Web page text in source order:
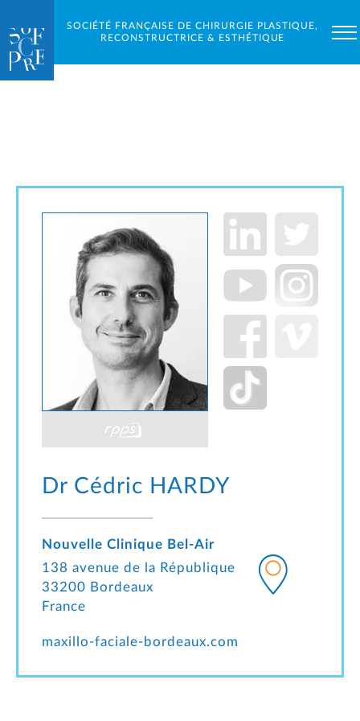
SOCIÉTÉ FRANÇAISE DE CHIRURGIE PLASTIQUE,
RECONSTRUCTRICE & ESTHÉTIQUE
Dr Cédric HARDY
Nouvelle Clinique Bel-Air
138 avenue de la République
33200 Bordeaux
France
maxillo-faciale-bordeaux.com